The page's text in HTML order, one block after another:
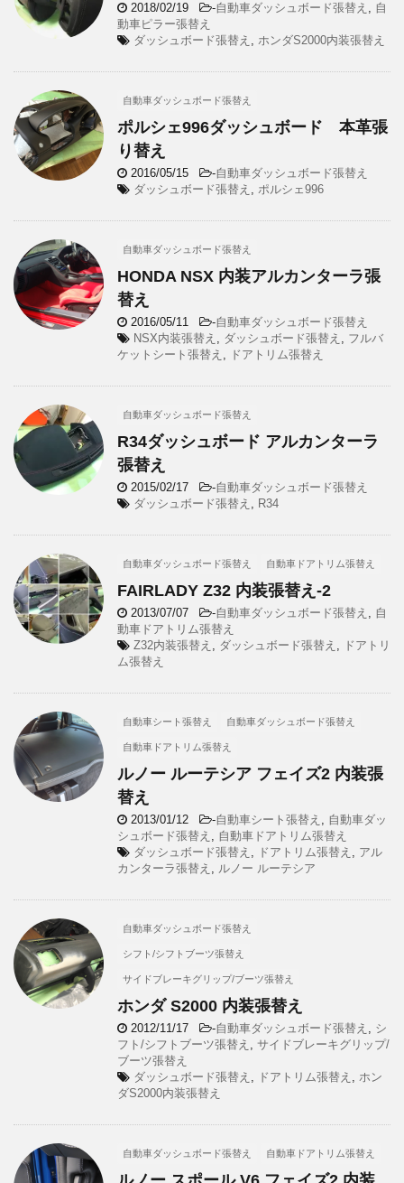
2018/02/19 -自動車ダッシュボード張替え , 自
動車ピラー張替え
ダッシュボード張替え , ホンダS2000内装張替え
自動車ダッシュボード張替え
ポルシェ996ダッシュボード 本革張
り替え
2016/05/15 -自動車ダッシュボード張替え
ダッシュボード張替え , ポルシェ996
自動車ダッシュボード張替え
HONDA NSX 内装アルカンターラ張
替え
2016/05/11 -自動車ダッシュボード張替え
NSX内装張替え , ダッシュボード張替え , フルバ
ケットシート張替え , ドアトリム張替え
自動車ダッシュボード張替え
R34ダッシュボード アルカンターラ
張替え
2015/02/17 -自動車ダッシュボード張替え
ダッシュボード張替え , R34
自動車ダッシュボード張替え 自動車ドアトリム張替え
FAIRLADY Z32 内装張替え-2
2013/07/07 -自動車ダッシュボード張替え , 自
動車ドアトリム張替え
Z32内装張替え , ダッシュボード張替え , ドアトリ
ム張替え
自動車シート張替え 自動車ダッシュボード張替え
自動車ドアトリム張替え
ルノー ルーテシア フェイズ2 内装張
替え
2013/01/12 -自動車シート張替え , 自動車ダッ
シュボード張替え , 自動車ドアトリム張替え
ダッシュボード張替え , ドアトリム張替え , アル
カンターラ張替え , ルノー ルーテシア
自動車ダッシュボード張替え
シフト/シフトブーツ張替え
サイドブレーキグリップ/ブーツ張替え
ホンダ S2000 内装張替え
2012/11/17 -自動車ダッシュボード張替え , シ
フト/シフトブーツ張替え , サイドブレーキグリップ/
ブーツ張替え
ダッシュボード張替え , ドアトリム張替え , ホン
ダS2000内装張替え
自動車ダッシュボード張替え 自動車ドアトリム張替え